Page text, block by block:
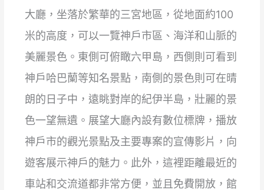
大廳，坐落於繁華的三宮地區，從地面約100
米的高度，可以一覽神戶市區、海洋和山脈的
美麗景色。東側可俯瞰六甲島，西側則可看到
神戶哈巴蘭等知名景點，南側的景色則可在晴
朗的日子中，遠眺對岸的紀伊半島，壯麗的景
色一望無遺。展望大廳內設有數位標牌，播放
神戶市的觀光景點及主要專案的宣傳影片，向
遊客展示神戶的魅力。此外，這裡距離最近的
車站和交流道都非常方便，並且免費開放，館